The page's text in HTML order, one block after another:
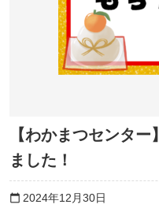
【わかまつセンタ
ました！
calendar_today 2024年12月30日